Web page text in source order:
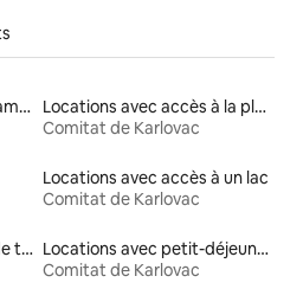
Locations adaptées aux familles
Locations avec accès à la plage
Comitat de Karlovac
Locations avec accès à un lac
Comitat de Karlovac
Locations de résidences de tourisme
Locations avec petit-déjeuner
Comitat de Karlovac